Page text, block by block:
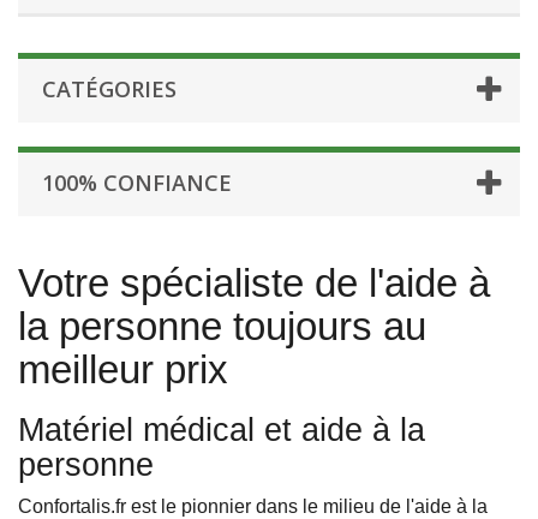
CATÉGORIES
100% CONFIANCE
Votre spécialiste de l'aide à
la personne toujours au
meilleur prix
Matériel médical et aide à la
personne
Confortalis.fr est le pionnier dans le milieu de l'aide à la